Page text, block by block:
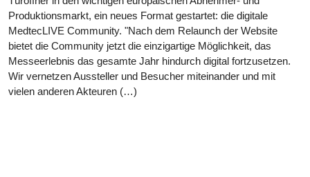
Produktionsmarkt, ein neues Format gestartet: die digitale
MedtecLIVE Community. "Nach dem Relaunch der Website
bietet die Community jetzt die einzigartige Möglichkeit, das
Messeerlebnis das gesamte Jahr hindurch digital fortzusetzen.
Wir vernetzen Aussteller und Besucher miteinander und mit
vielen anderen Akteuren (…)